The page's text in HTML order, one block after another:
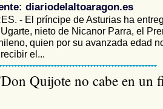
diariodelaltoaragon.es
- El príncipe de Asturias ha
nieto de Nicanor Parra, el
quien por su avanzada edad
el...
Quijote no cabe en un